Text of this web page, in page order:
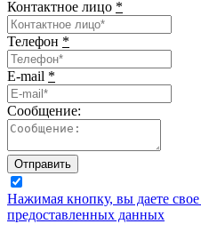
Контактное лицо *
Телефон *
E-mail *
Сообщение:
Отправить
Нажимая кнопку, вы даете свое
предоставленных данных